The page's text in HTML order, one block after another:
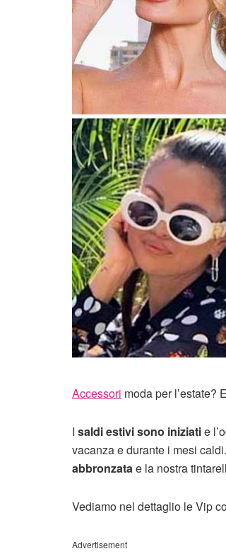
Accessori moda per l’estate?
I saldi estivi sono iniziatie
vacanza e durante i mesi
abbronzatae la nostra
Vediamo nel dettaglio le Vip
Advertisement